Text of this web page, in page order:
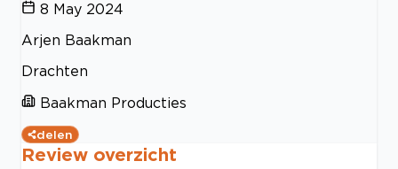
8 May 2024
Arjen Baakman
Drachten
Baakman Producties
delen
Review overzicht